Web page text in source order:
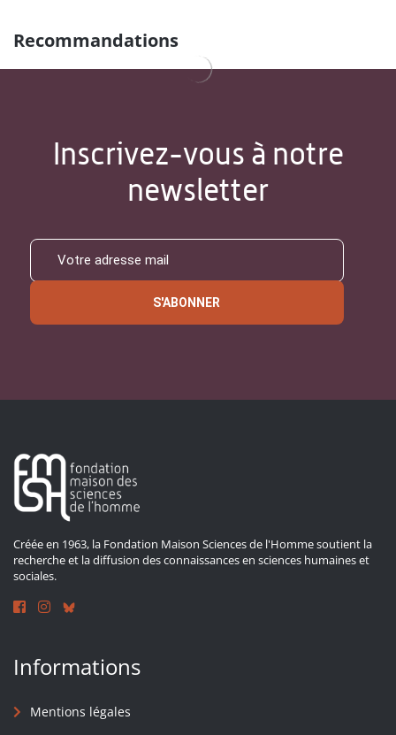
Recommandations
Inscrivez-vous à notre
newsletter
S'ABONNER
Créée en 1963, la Fondation Maison Sciences de l'Homme soutient la
recherche et la diffusion des connaissances en sciences humaines et
sociales.
Informations
Mentions légales